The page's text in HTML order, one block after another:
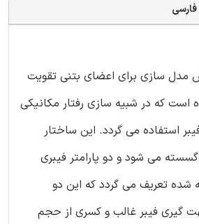
مدل سازی برای اعضای بتنی تقویت
است که در شبیه سازی رفتار مکانیکی
استفاده می گردد. این ساختار
می شود و دو پارامتر فیبری
تعریف می گردد که این دو
جهت گیری فیبر غالب و کسری از حجم